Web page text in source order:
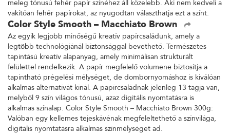
meleg tónusú fehér papír színéhez áll közelebb. Aki nem kedveli a
vakítóan fehér papírokat, az nyugodtan választhatja ezt a színt.
Color Style Smooth – Macchiato Brown
Az egyik legjobb minőségű kreatív papírcsaládunk, amely a
legtöbb technológiánál biztonsággal bevethető. Természetes
tapintású kreatív alapanyag, amely minimálisan strukturált
felülettel rendelkezik. A papír megfelelő volumene biztosítja a
tapintható prégelési mélységet, de dombornyomáshoz is kiválóan
alkalmas alternatívát kínál. A papírcsaládnak jelenleg 13 tagja van,
melyből 9 szín világos tónusú, azaz digitális nyomtatásra is
alkalmas színalap. Color Style Smooth – Macchiato Brown 300g:
Valóban egy kellemes tejeskávénak megfeleltethető a színvilága,
digitális nyomtatásra alkalmas színmélységet ad.